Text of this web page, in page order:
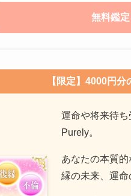
【限定】4000円
運命や将来待
Purely。
あなたの本質
縁の未来、運